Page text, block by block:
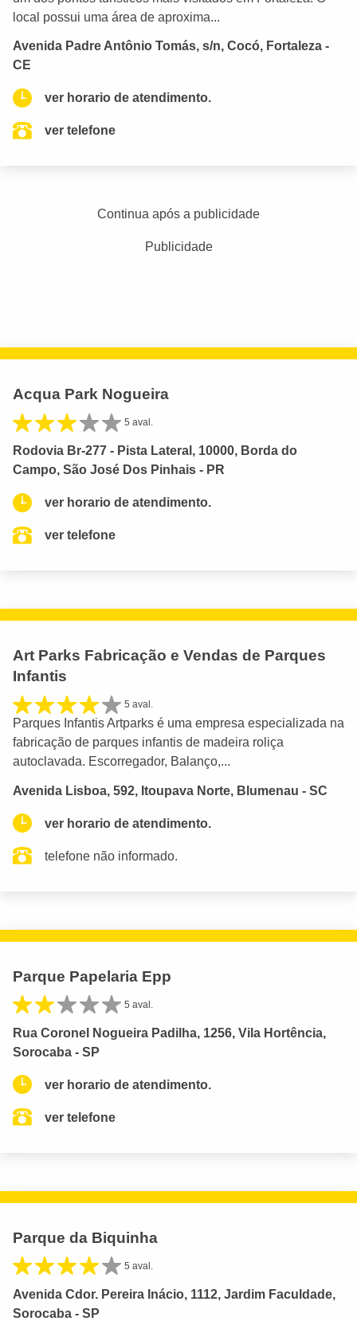
local possui uma área de aproxima...
Avenida Padre Antônio Tomás, s/n, Cocó, Fortaleza -
CE
ver horario de atendimento.
ver telefone
Continua após a publicidade
Publicidade
Acqua Park Nogueira
5 aval.
Rodovia Br-277 - Pista Lateral, 10000, Borda do
Campo, São José Dos Pinhais - PR
ver horario de atendimento.
ver telefone
Art Parks Fabricação e Vendas de Parques
Infantis
5 aval.
Parques Infantis Artparks é uma empresa especializada na
fabricação de parques infantis de madeira roliça
autoclavada. Escorregador, Balanço,...
Avenida Lisboa, 592, Itoupava Norte, Blumenau - SC
ver horario de atendimento.
telefone não informado.
Parque Papelaria Epp
5 aval.
Rua Coronel Nogueira Padilha, 1256, Vila Hortência,
Sorocaba - SP
ver horario de atendimento.
ver telefone
Parque da Biquinha
5 aval.
Avenida Cdor. Pereira Inácio, 1112, Jardim Faculdade,
Sorocaba - SP